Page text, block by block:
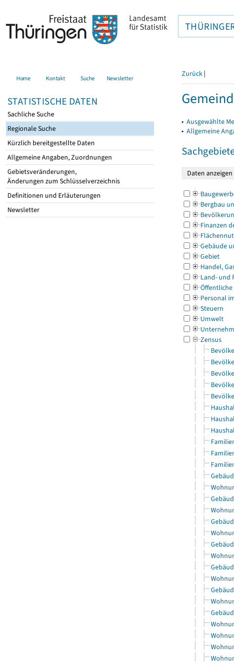
Home Kontakt Suche Newsletter
STATISTISCHE DATEN
Sachliche Suche
Regionale Suche
Kürzlich bereitgestellte Daten
Allgemeine Angaben, Zuordnungen
Gebietsveränderungen,
Änderungen zum Schlüsselverzeichnis
Definitionen und Erläuterungen
Newsletter
Zurück |
▸ Ausgewählte
▸ Allgemeine
Bergbau
Finanzen
Gebäude
Gebiet
Handel,
Land- und
Personal
Steuern
Umwelt
Zensus